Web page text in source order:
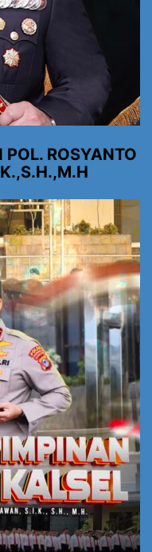
POL. ROSYANTO